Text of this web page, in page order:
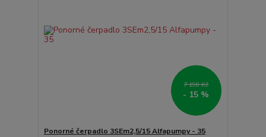
7 190 Kč
- 15 %
Ponorné čerpadlo 3SEm2,5/15 Alfapumpy - 35